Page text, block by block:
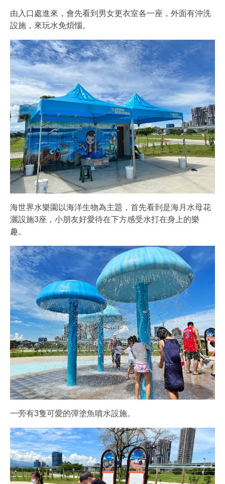
由入口處進來，會先看到男女更衣室各一座，外面有沖洗
設施，來玩水免煩惱。
海世界水樂園以海洋生物為主題，首先看到是海月水母花
灑設施3座，小朋友好愛待在下方感受水打在身上的樂
趣。
一旁有3隻可愛的彈塗魚噴水設施。